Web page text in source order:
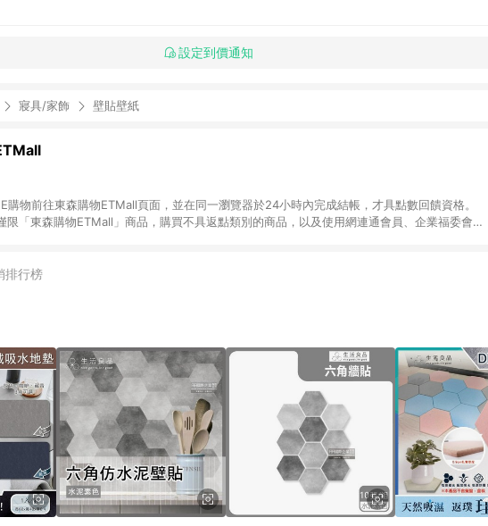
設定到價通知
寢具/家飾 壁貼壁紙
購物前往東森購物ETMall頁面，並在同一瀏覽器於24小時內完成結帳，才具點數回饋資格。
限「東森購物ETMall」商品，購買不具返點類別的商品，以及使用網連通會員、企業福委會員
4. 如取消訂單、退貨、退款或購物中登出東森購物ETMall，將無法獲得點數回饋。 5. 點數回
物設有「單一商品最高回饋點數」機制(特殊活動時開放「回饋無上限」)，以同一訂單中同一
，如顯示之商品規格、顏色、價位、贈品與東森購物ETMall銷售網頁不符，以銷售網頁標示為
請務必於訂單日期+180天以內至LINE購物客服洽詢；若超過180天(含)以上進行申訴，恕無法
數紅包僅限指定商品使用，或不適用於無回饋商品。各點數紅包之適用商品與使用條件請依點數
排行榜